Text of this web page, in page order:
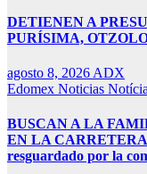
DETIENEN A
PURÍSIMA,
agosto 8, 2026 ADX
Edomex Noticias
BUSCAN A LA
EN LA
resguardado por la